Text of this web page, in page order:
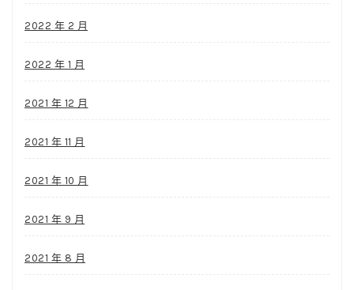
2022 年 2 月
2022 年 1 月
2021 年 12 月
2021 年 11 月
2021 年 10 月
2021 年 9 月
2021 年 8 月